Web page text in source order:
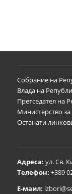
Собрание на
Влада на
Претседател на
Министерство
Останати
Адреса: ул. Св.
Телефон: +389
Е-маил: